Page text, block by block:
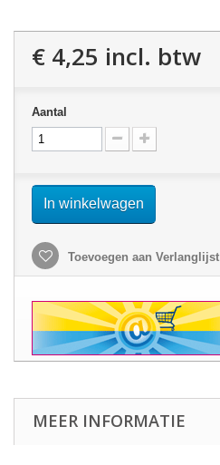
€ 4,25 incl. btw
Aantal
In winkelwagen
Toevoegen aan Verlanglijst
MEER INFORMATIE